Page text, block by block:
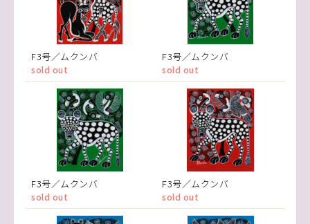
F3号／ムクンバ
sold out
F3号／ムクンバ
sold out
F3号／ムクンバ
sold out
F3号／ムクンバ
sold out